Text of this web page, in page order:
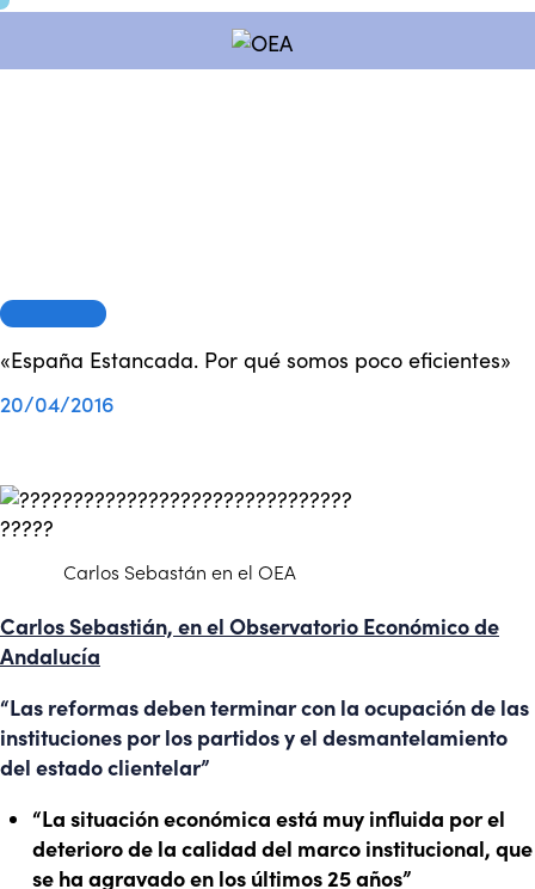
«España Estancada. Por qué somos poco eficientes»
20/04/2016
Carlos Sebastán en el OEA
Carlos Sebastián, en el Observatorio Económico de
Andalucía
“Las reformas deben terminar con la ocupación de las
instituciones por los partidos y el desmantelamiento
del estado clientelar”
“La situación económica está muy influida por el
deterioro de la calidad del marco institucional, que
se ha agravado en los últimos 25 años”